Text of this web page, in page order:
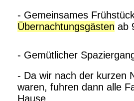
- Gemeinsames
Übernachtungsgästen ab
- Gemütlicher
- Da wir nach der kurzen
waren, fuhren dann alle
Hause.